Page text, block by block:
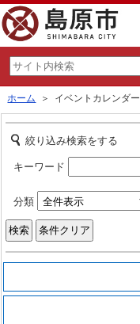
ホーム ＞ イベントカレンダー
絞り込み検索をする
キーワード
分類